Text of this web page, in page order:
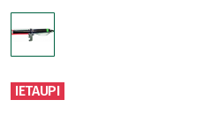
IETAUPI